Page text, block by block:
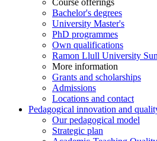
Bachelor's degrees
University Master's
PhD programmes
Own qualifications
Ramon Llull University
More information
Grants and scholarships
Admissions
Locations and contact
Pedagogical innovation and
Our pedagogical model
Strategic plan